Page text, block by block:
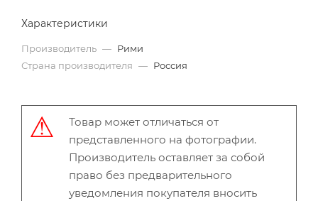
Характеристики
Производитель — Рими
Страна производителя — Россия
Товар может отличаться от
представленного на фотографии.
Производитель оставляет за собой
право без предварительного
уведомления покупателя вносить